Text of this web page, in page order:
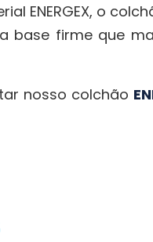
ENERGEX, o
base firme que
nosso colchão